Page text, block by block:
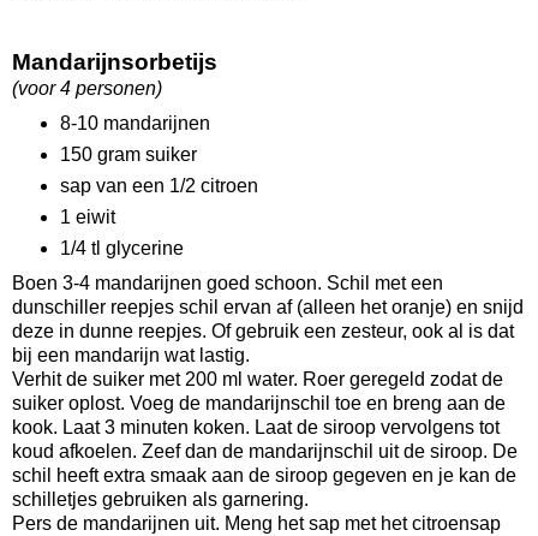
Mandarijnsorbetijs
(voor 4 personen)
8-10 mandarijnen
150 gram suiker
sap van een 1/2 citroen
1 eiwit
1/4 tl glycerine
Boen 3-4 mandarijnen goed schoon. Schil met een
dunschiller reepjes schil ervan af (alleen het oranje) en snijd
deze in dunne reepjes. Of gebruik een zesteur, ook al is dat
bij een mandarijn wat lastig.
Verhit de suiker met 200 ml water. Roer geregeld zodat de
suiker oplost. Voeg de mandarijnschil toe en breng aan de
kook. Laat 3 minuten koken. Laat de siroop vervolgens tot
koud afkoelen. Zeef dan de mandarijnschil uit de siroop. De
schil heeft extra smaak aan de siroop gegeven en je kan de
schilletjes gebruiken als garnering.
Pers de mandarijnen uit. Meng het sap met het citroensap